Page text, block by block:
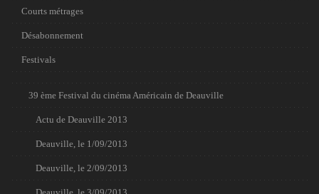
Courts métrages
Désabonnement
Festivals
39 ème Festival du cinéma Américain de Deauville
Actu de Deauville 2013
Deauville, le 1/09/2013
Deauville, le 2/09/2013